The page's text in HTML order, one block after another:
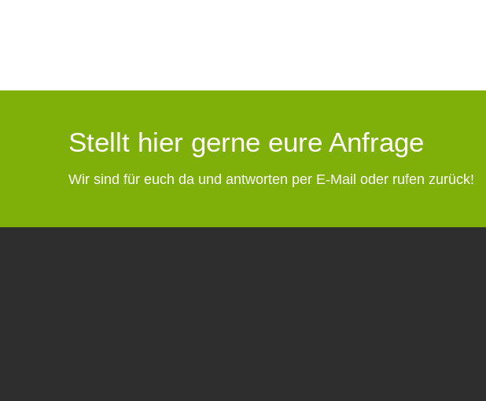
Stellt hier gerne eure Anfrage
Wir sind für euch da und antworten per E-Mail oder rufen zurück!